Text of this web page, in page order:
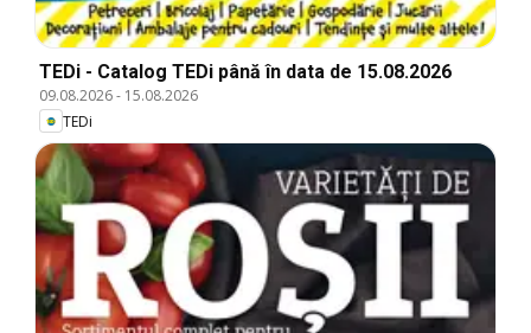
TEDi - Catalog TEDi până în data de 15.08.2026
09.08.2026- 15.08.2026
TEDi